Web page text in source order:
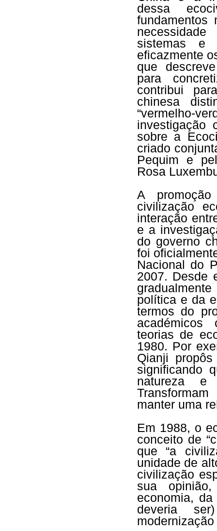
dessa
fundamentos
sistemas e
eficazmente
que
para
contribui
chinesa
“vermelho-
investigação
sobre a
criado
Pequim e
Rosa
A
civilização
interação
e a
do governo
foi
Nacional do
2007. Desde
política e da
termos do
académicos
teorias de
1980. Por
Qianji
significando
natureza e
manter uma
Em 1988, o
conceito de
que “a
unidade de
civilização
sua
economia,
deveria